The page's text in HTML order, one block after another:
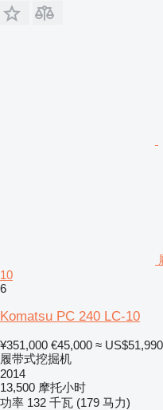
10
6
Komatsu PC 240 LC-10
¥351,000 €45,000 ≈ US$51,990
履带式挖掘机
2014
13,500 摩托小时
功率 132 千瓦 (179 马力)